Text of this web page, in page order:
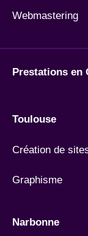
Webmastering
Prestations en
Toulouse
Création de
Graphisme
Narbonne